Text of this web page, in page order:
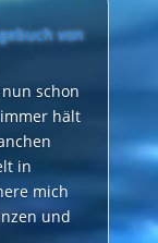
von
schon
hält
in
mich
und